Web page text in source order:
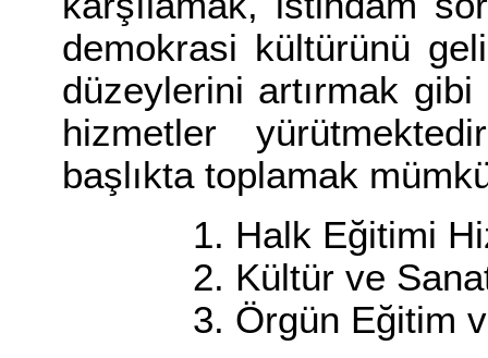
demokrasi kültürünü
düzeylerini artırmak
hizmetler
başlıkta toplamak
1. Halk Eğitimi
2. Kültür ve Sanat
3. Örgün Eğitim ve